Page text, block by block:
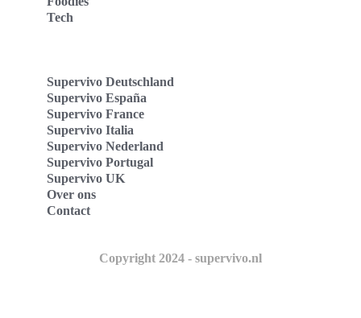
Tech
Supervivo Deutschland
Supervivo España
Supervivo France
Supervivo Italia
Supervivo Nederland
Supervivo Portugal
Supervivo UK
Over ons
Contact
Copyright 2024 - supervivo.nl